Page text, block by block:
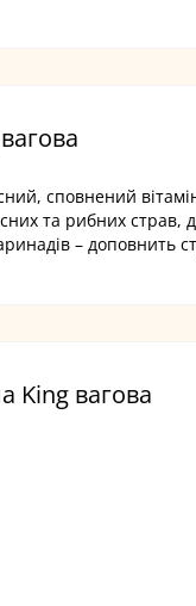
сповнений
та рибних
–
King вагова